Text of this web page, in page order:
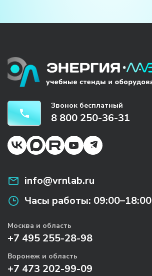
Звонок бесплатный
8 800 250-36-31
info@vrnlab.ru
Часы работы: 09:00–18:00
Москва и область
+7 495 255-28-98
Воронеж и область
+7 473 202-99-09